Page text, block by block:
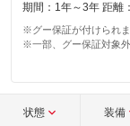
期間：1年～3年 距離
※グー保証が付けられま
※一部、グー保証対象
状態 装備